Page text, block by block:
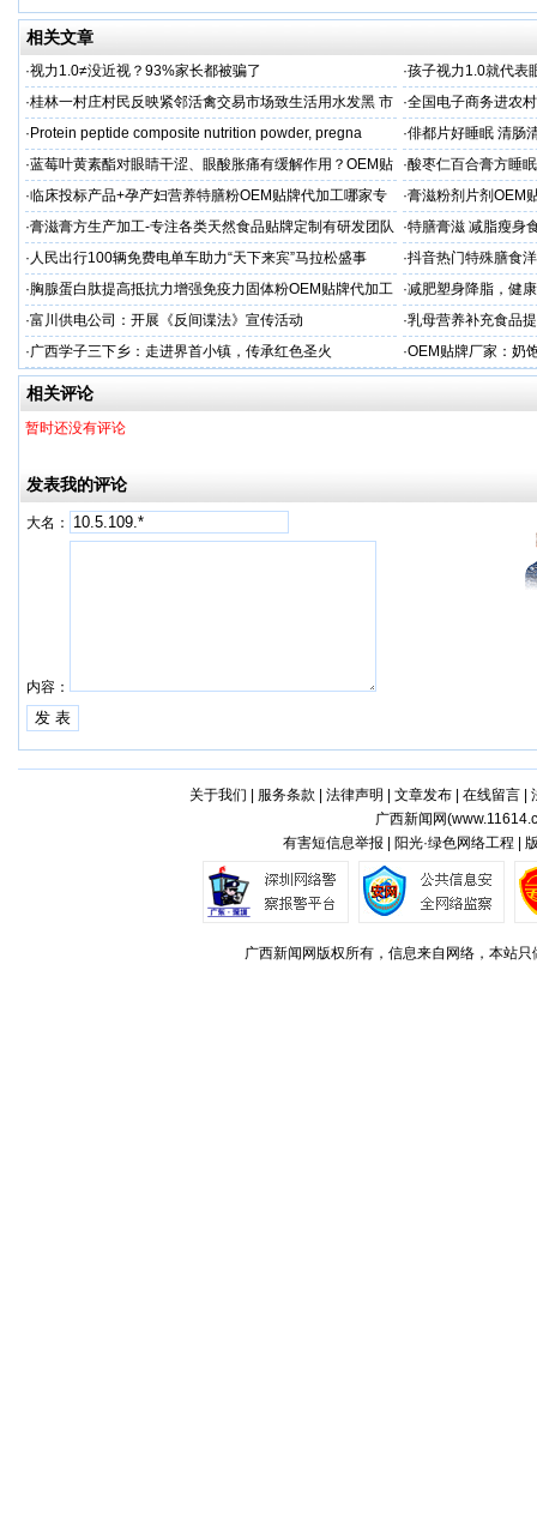
相关文章
·视力1.0≠没近视？93%家长都被骗了 ·孩子视力1.0就代表
·桂林一村庄村民反映紧邻活禽交易市场致生活用水发黑 市
场称属“造谣”，联合调查组介入调查
·全国电子商务进农
利开班
· Protein peptide composite nutrition powder, pregna ·俳都片好睡眠 清肠
·蓝莓叶黄素酯对眼睛干涩、眼酸胀痛有缓解作用？OEM贴
牌代工
·酸枣仁百合膏方睡
厂
·临床投标产品+孕产妇营养特膳粉OEM贴牌代加工哪家专
业
·膏滋粉剂片剂OEM
·膏滋膏方生产加工-专注各类天然食品贴牌定制有研发团队
厂家
·特膳膏滋 减脂瘦身
务商
· 人民出行100辆免费电单车助力“天下来宾”马拉松盛事 ·抖音热门特殊膳食
牌加工
· 胸腺蛋白肽提高抵抗力增强免疫力固体粉OEM贴牌代加工
服务商
·减肥塑身降脂，健
服务商
·富川供电公司：开展《反间谍法》宣传活动 ·乳母营养补充食品
工
·广西学子三下乡：走进界首小镇，传承红色圣火 ·OEM贴牌厂家：奶
一步！
相关评论
暂时还没有评论
发表我的评论
大名：
内容：
关于我们 服务条款 法律声明 文章发布| 在线留言|
广西新闻网(
有害短信息举报 | 阳光·绿色网络工程 |
广西新闻网版权所有，信息来自网络，本站